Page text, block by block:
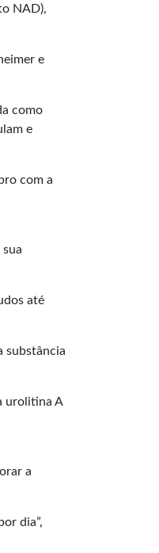
NAD),
e
como
e
com a
até
substância
urolitina A
a
dia”,